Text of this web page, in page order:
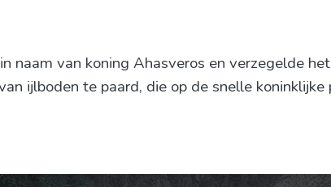
naam van koning Ahasveros en verzegelde
ijlboden te paard, die op de snelle